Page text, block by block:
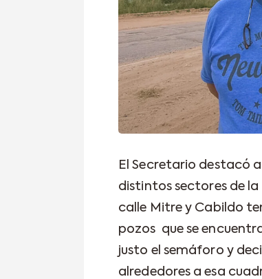
El Secretario destacó
distintos sectores de
calle Mitre y Cabildo
pozos que se
justo el semáforo y
alrededores a esa